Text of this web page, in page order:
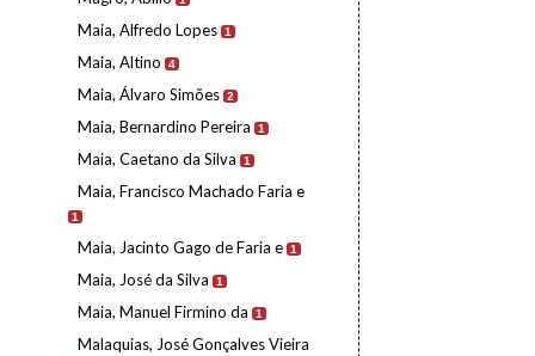
Maia, Alfredo Lopes 1
Maia, Altino 4
Maia, Álvaro Simões 2
Maia, Bernardino Pereira 1
Maia, Caetano da Silva 1
Maia, Francisco Machado Faria e
1
Maia, Jacinto Gago de Faria e 1
Maia, José da Silva 1
Maia, Manuel Firmino da 1
Malaquias, José Gonçalves Vieira